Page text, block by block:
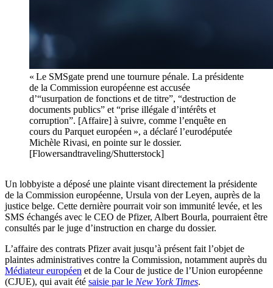
« Le SMSgate prend une tournure pénale. La présidente
de la Commission européenne est accusée
d’“usurpation de fonctions et de titre”, “destruction de
documents publics” et “prise illégale d’intérêts et
corruption”. [Affaire] à suivre, comme l’enquête en
cours du Parquet européen », a déclaré l’eurodéputée
Michèle Rivasi, en pointe sur le dossier.
[Flowersandtraveling/Shutterstock]
Un lobbyiste a déposé une plainte visant directement la présidente
de la Commission européenne, Ursula von der Leyen, auprès de la
justice belge. Cette dernière pourrait voir son immunité levée, et les
SMS échangés avec le CEO de Pfizer, Albert Bourla, pourraient être
consultés par le juge d’instruction en charge du dossier.
L’affaire des contrats Pfizer avait jusqu’à présent fait l’objet de
plaintes administratives contre la Commission, notamment auprès du
Médiateur européen et de la Cour de justice de l’Union européenne
(CJUE), qui avait été saisie par le New York Times.